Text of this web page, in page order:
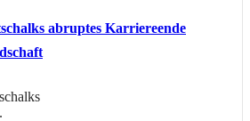
abruptes Karriereende